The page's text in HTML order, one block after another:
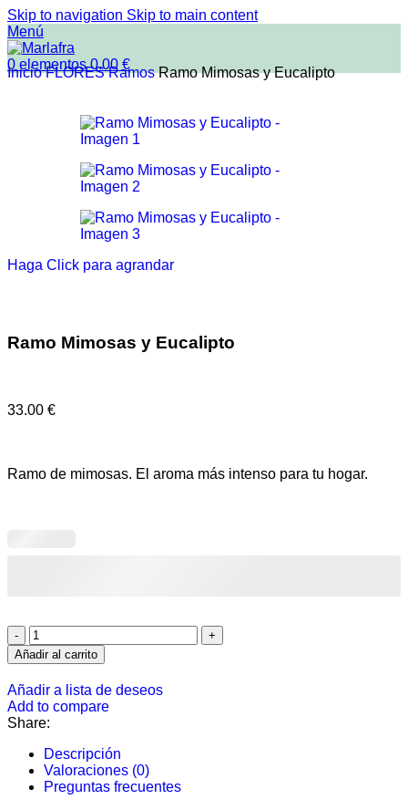
Skip to navigation Skip to main content
Menú
0 elementos 0.00 €
InicioFLORESRamosRamo Mimosas y Eucalipto
Haga Click para agrandar
Ramo Mimosas y Eucalipto
33.00 €
Ramo de mimosas. El aroma más intenso para tu hogar.
Añadir al carrito
Añadir a lista de deseos
Add to compare
Share:
Descripción
Valoraciones (0)
Preguntas frecuentes